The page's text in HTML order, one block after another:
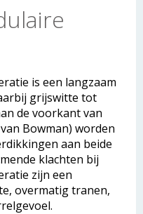
is een langzaam
grijswitte tot
de voorkant van
Bowman) worden
aan beide
klachten bij
zijn een
overmatig tranen,